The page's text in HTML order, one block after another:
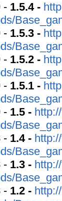
- 1.5.4 -
- 1.5.3 -
- 1.5.2 -
- 1.5.1 -
- 1.5 -
- 1.4 -
- 1.3 -
- 1.2 -